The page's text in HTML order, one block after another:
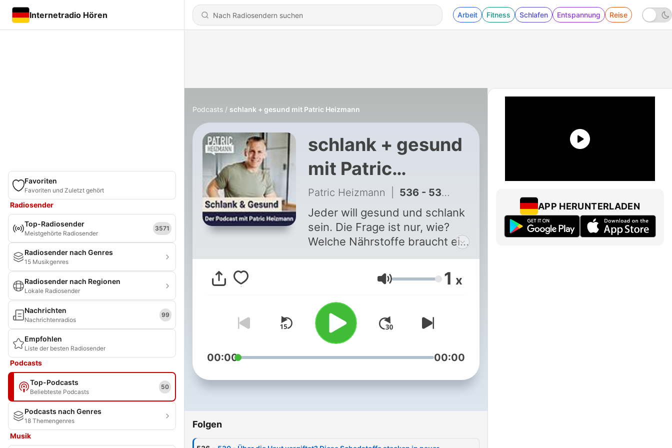
Internetradio Hören Arbeit Fitness Schlafen Entspannung Reise
Favoriten
Favoriten und Zuletzt gehört
Radiosender
Top-Radiosender
Meistgehörte Radiosender
3571
Radiosender nach Genres
15 Musikgenres
Radiosender nach Regionen
Lokale Radiosender
Nachrichten
Nachrichtenradios
99
Empfohlen
Liste der besten Radiosender
Podcasts
Top-Podcasts
Beliebteste Podcasts
50
Podcasts nach Genres
18 Themengenres
Musik
Podcasts schlank + gesund mit Patric Heizmann
schlank + gesund
mit Patric
Heizmann
Patric Heizmann 536 - 530 - Über die Haut vergiftet? Diese Schadstoffe stecken in neuer Kleidung! 🚨Trotz Kontrollen!🚨
Jeder will gesund und schlank
sein. Die Frage ist nur, wie?
Welche Nährstoffe braucht ein
fitter Körper, der bis ins hohe
Alter rund läuft? Wie
funktioniert diätfreies
Abnehmen, Fettverbrennung,
Muskelaufbau und eine
gesunde Ernährung wirklich?
Mit welchem Sport verbrenne
ich die meisten Kalorien? Was
die Überhand gewinnt? Ich bin
Fitnesscoach Patric Heizmann
Meine Mission? Den Diät-
Lautstärke 1 x
00:00 00:00
Folgen
APP HERUNTERLADEN